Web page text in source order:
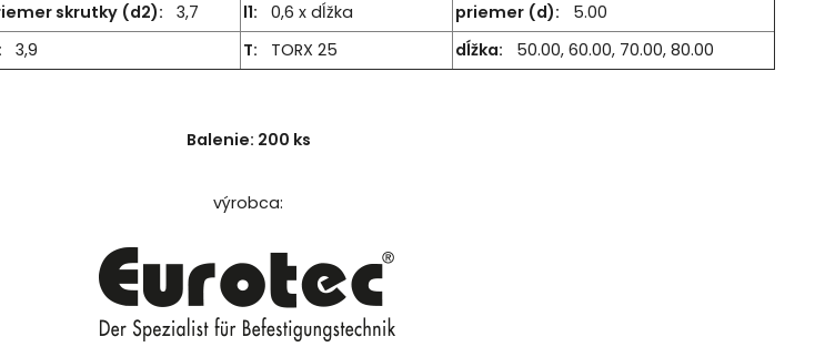
skrutky (d2): 3,7 l1: 0,6 x dĺžka priemer (d): 5.00
3,9 T: TORX 25 dĺžka: 50.00, 60.00, 70.00, 80.00
Balenie: 200 ks
výrobca: